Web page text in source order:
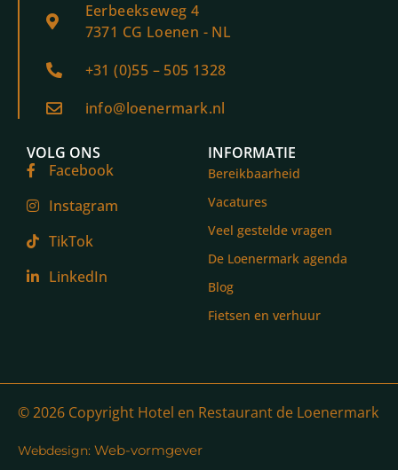
Eerbeekseweg 4
7371 CG Loenen - NL
+31 (0)55 – 505 1328
info@loenermark.nl
VOLG ONS
Facebook
Instagram
TikTok
LinkedIn
INFORMATIE
Bereikbaarheid
Vacatures
Veel gestelde vragen
De Loenermark agenda
Blog
Fietsen en verhuur
© 2026 Copyright Hotel en Restaurant de Loenermark
Webdesign: Web-vormgever